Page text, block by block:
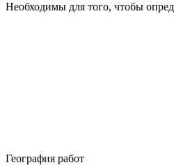
Необходимы для того, чтобы
География работ